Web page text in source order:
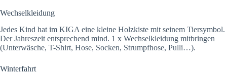
Wechselkleidung
Jedes Kind hat im KIGA eine kleine Holzkiste mit seinem Tiersymbol.
Der Jahreszeit entsprechend mind. 1 x Wechselkleidung mitbringen
(Unterwäsche, T-Shirt, Hose, Socken, Strumpfhose, Pulli…).
Winterfahrt